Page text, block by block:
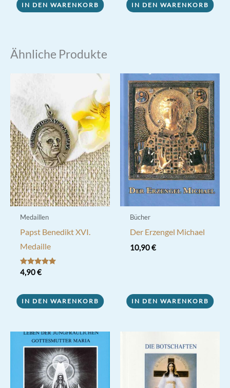
IN DEN WARENKORB IN DEN WARENKORB
Ähnliche Produkte
Medaillen
Papst Benedikt XVI.
Medaille
Bewertet mit
5.00
4,90€
IN DEN WARENKORB
Bücher
Der Erzengel Michael
10,90€
IN DEN WARENKORB